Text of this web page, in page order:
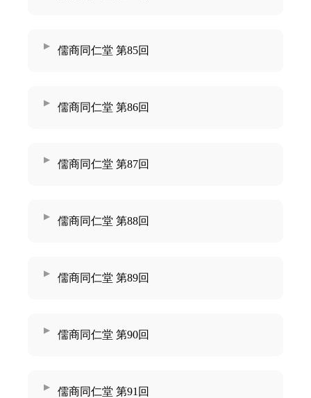
儒商同仁堂 第85回
儒商同仁堂 第86回
儒商同仁堂 第87回
儒商同仁堂 第88回
儒商同仁堂 第89回
儒商同仁堂 第90回
儒商同仁堂 第91回